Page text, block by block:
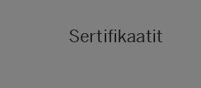
Sertifikaatit